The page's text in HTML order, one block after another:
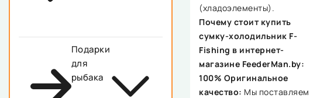
Подарки
для
рыбака
(хладоэлементы).
Почему стоит купить
сумку-холодильник F-
Fishing в интернет-
магазине FeederMan.by:
100% Оригинальное
качество: Мы поставляем